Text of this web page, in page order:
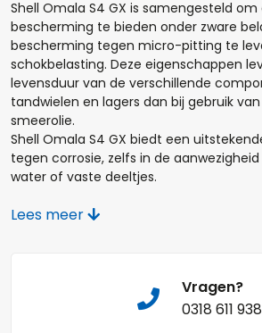
Shell Omala S4 GX is samengesteld
bescherming te bieden onder zware
bescherming tegen micro-pitting te
schokbelasting. Deze eigenschappen
levensduur van de verschillende
tandwielen en lagers dan bij gebruik
smeerolie.
Shell Omala S4 GX biedt een
tegen corrosie, zelfs in de
water of vaste deeltjes.
Shell Omala S4 GX helpt om de
verwezenlijkt door de lagere
opgebouwde oliefilm.
Lees meer
Vragen?
0318 611 938
Naam*